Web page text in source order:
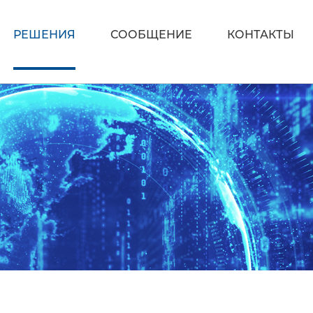
РЕШЕНИЯ СООБЩЕНИЕ КОНТАКТЫ